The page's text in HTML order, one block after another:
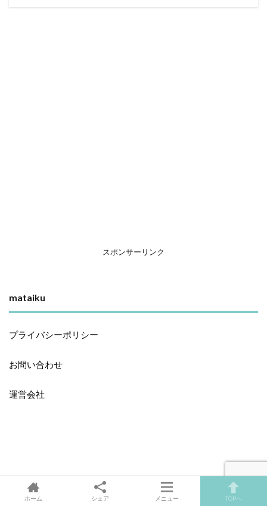
スポンサーリンク
mataiku
プライバシーポリシー
お問い合わせ
運営会社
ホーム シェア メニュー TOPへ